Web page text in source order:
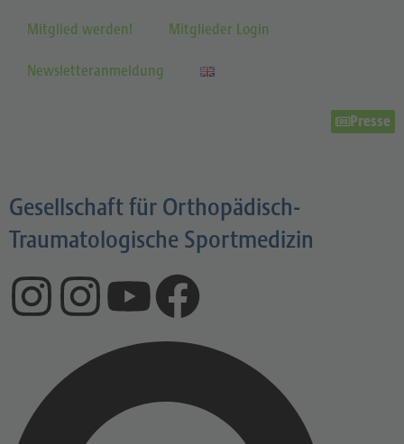
Mitglied werden! Mitglieder Login
Newsletteranmeldung
Presse
Gesellschaft für Orthopädisch-
Traumatologische Sportmedizin